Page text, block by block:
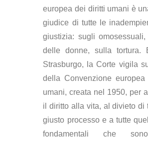
europea dei diritti umani è
giudice di tutte le
giustizia: sugli
delle donne, sulla tortura.
Strasburgo, la Corte vigila
della Convenzione
umani, creata nel 1950, per
il diritto alla vita, al divieto di
giusto processo e a tutte
fondamentali che